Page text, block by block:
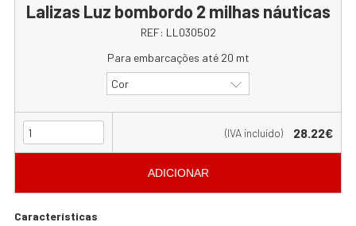
Lalizas Luz bombordo 2 milhas náuticas
REF: LL030502
Para embarcações até 20 mt
Cor
(IVA incluído) 28.22€
ADICIONAR
Características